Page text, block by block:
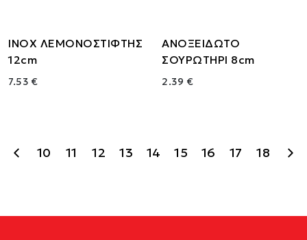
ΙΝΟΧ ΛΕΜΟΝΟΣΤΙΦΤΗΣ
12cm
7.53 €
ΑΝΟΞΕΙΔΩΤΟ
ΣΟΥΡΩΤΗΡΙ 8cm
2.39 €
10 11 12 13 14 15 16 17 18